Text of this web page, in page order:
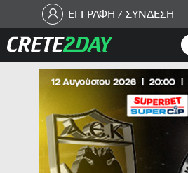
ΕΓΓΡΑΦΗ / ΣΥΝΔΕΣΗ